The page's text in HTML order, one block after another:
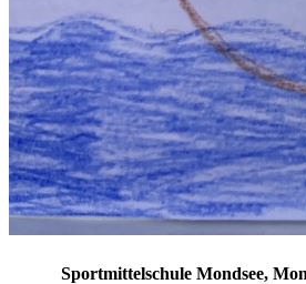
Sportmittelschule Mondsee,